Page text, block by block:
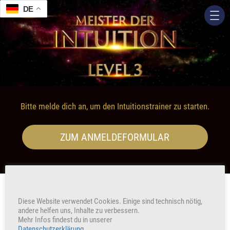
Bitte melde dich an, um den Intuitionstrainer zu starten.
ZUM ANMELDEFORMULAR
Diese Website verwendet Cookies. Einige sind technisch nötig,
andere helfen uns, Inhalte zu verbessern.
Mehr Infos findest du in unserer
DE